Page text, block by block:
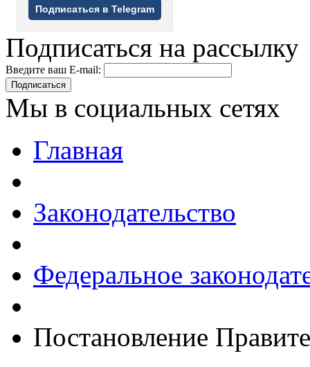
Подписаться в Telegram
Подписаться на рассылку
Введите ваш E-mail:
Подписаться
Мы в социальных сетях
Главная
Законодательство
Федеральное
Постановление